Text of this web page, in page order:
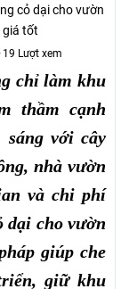
cỏ dại cho vườn
giá tốt
19 Lượt xem
chỉ làm khu
thầm cạnh
với cây
nhà vườn
và chi phí
dại cho vườn
giúp che
giữ khu